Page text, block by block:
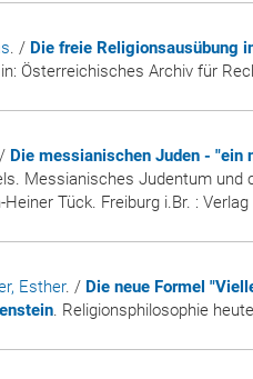
. / Die freie Religionsausübung
Österreichisches Archiv für
Die messianischen Juden - "ein
Messianisches Judentum und
Tück. Freiburg i.Br. :
Esther. / Die neue Formel
. Religionsphilosophie